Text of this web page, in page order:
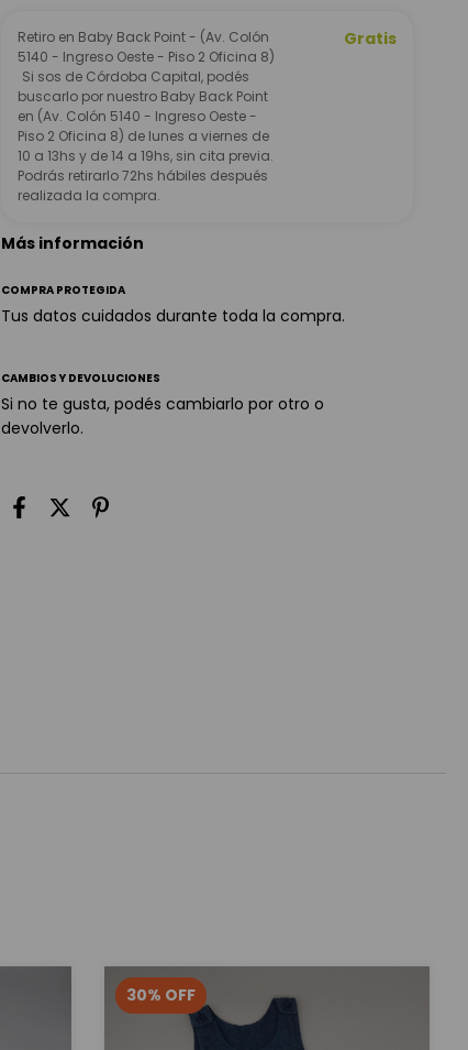
Retiro en Baby Back Point - (Av. Colón
5140 - Ingreso Oeste - Piso 2 Oficina 8)
Si sos de Córdoba Capital, podés
buscarlo por nuestro Baby Back Point
en (Av. Colón 5140 - Ingreso Oeste -
Piso 2 Oficina 8) de lunes a viernes de
10 a 13hs y de 14 a 19hs, sin cita previa.
Podrás retirarlo 72hs hábiles después
realizada la compra.
Gratis
Más información
COMPRA PROTEGIDA
Tus datos cuidados durante toda la compra.
CAMBIOS Y DEVOLUCIONES
Si no te gusta, podés cambiarlo por otro o
devolverlo.
30% OFF